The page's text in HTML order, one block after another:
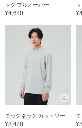
ック プルオーバー
¥4,620
モックネック カットソー
¥8,470
モ